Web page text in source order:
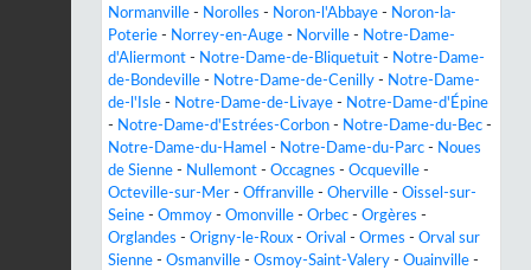
Normanville - Norolles - Noron-l'Abbaye - Noron-la-
Poterie - Norrey-en-Auge - Norville - Notre-Dame-
d'Aliermont - Notre-Dame-de-Bliquetuit - Notre-Dame-
de-Bondeville - Notre-Dame-de-Cenilly - Notre-Dame-
de-l'Isle - Notre-Dame-de-Livaye - Notre-Dame-d'Épine
- Notre-Dame-d'Estrées-Corbon - Notre-Dame-du-Bec -
Notre-Dame-du-Hamel - Notre-Dame-du-Parc - Noues
de Sienne - Nullemont - Occagnes - Ocqueville -
Octeville-sur-Mer - Offranville - Oherville - Oissel-sur-
Seine - Ommoy - Omonville - Orbec - Orgères -
Orglandes - Origny-le-Roux - Orival - Ormes - Orval sur
Sienne - Osmanville - Osmoy-Saint-Valery - Ouainville -